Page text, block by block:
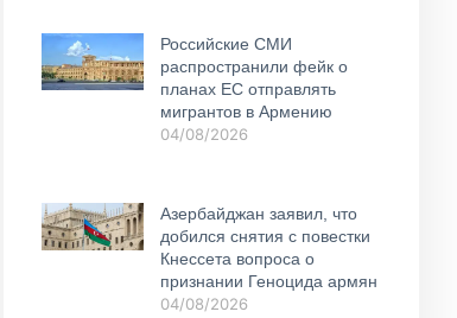
Российские СМИ
распространили фейк о
планах ЕС отправлять
мигрантов в Армению
04/08/2026
Азербайджан заявил, что
добился снятия с повестки
Кнессета вопроса о
признании Геноцида армян
04/08/2026